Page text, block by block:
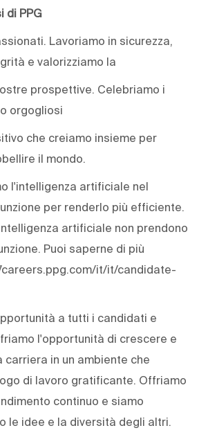
di PPG
Lavoriamo in sicurezza,
e valorizziamo la
prospettive. Celebriamo i
orgogliosi
che creiamo insieme per
il mondo.
l'intelligenza artificiale nel
per renderlo più efficiente.
artificiale non prendono
Puoi saperne di più
it/it/candidate-
a tutti i candidati e
l'opportunità di crescere e
carriera in un ambiente che
di lavoro gratificante. Offriamo
continuo e siamo
le idee e la diversità degli altri.